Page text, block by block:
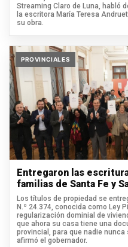
Streaming Claro de Luna, habló
la escritora María Teresa
su obra.
PROVINCIALES
Entregaron las
familias de Santa Fe y
Los títulos de propiedad se
N.º 24.374, conocida como Ley
regularización dominial de
que ahora su casa tiene una
provincial, para que nadie
afirmó el gobernador.